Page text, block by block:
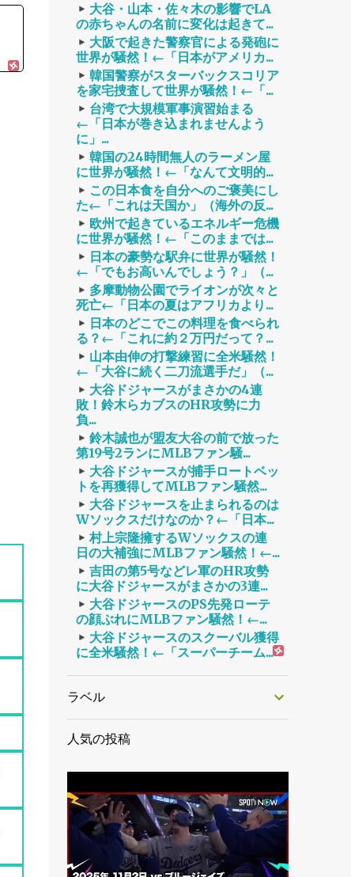
大谷・山本・佐々木の影響でLA
の赤ちゃんの名前に変化は起きて...
大阪で起きた警察官による発砲に
世界が騒然！←「日本がアメリカ...
韓国警察がスターバックスコリア
を家宅捜査して世界が騒然！←「...
台湾で大規模軍事演習始まる
←「日本が巻き込まれませんよう
に」...
韓国の24時間無人のラーメン屋
に世界が騒然！←「なんて文明的...
この日本食を自分へのご褒美にし
た←「これは天国か」（海外の反...
欧州で起きているエネルギー危機
に世界が騒然！←「このままでは...
日本の豪勢な駅弁に世界が騒然！
←「でもお高いんでしょう？」（...
多摩動物公園でライオンが次々と
死亡←「日本の夏はアフリカより...
日本のどこでこの料理を食べられ
る？←「これに約２万円だって？...
山本由伸の打撃練習に全米騒然！
←「大谷に続く二刀流選手だ」（...
大谷ドジャースがまさかの4連
敗！鈴木らカブスのHR攻勢に力
負...
鈴木誠也が盟友大谷の前で放った
第19号2ランにMLBファン騒...
大谷ドジャースが捕手ロートベッ
トを再獲得してMLBファン騒然...
大谷ドジャースを止まられるのは
Wソックスだけなのか？←「日本...
村上宗隆擁するWソックスの連
日の大補強にMLBファン騒然！←...
吉田の第5号などレ軍のHR攻勢
に大谷ドジャースがまさかの3連...
大谷ドジャースのPS先発ローテ
の顔ぶれにMLBファン騒然！←...
大谷ドジャースのスクーバル獲得
に全米騒然！←「スーパーチーム...
ラベル
人気の投稿